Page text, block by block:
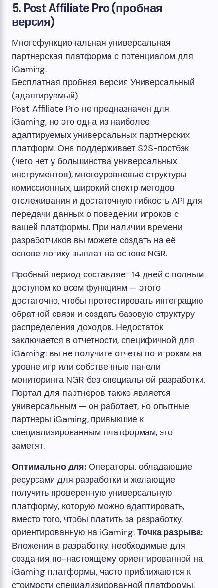
5. Post Affiliate Pro (пробная
версия)
Многофункциональная универсальная
партнерская платформа с потенциалом для
iGaming.
Бесплатная пробная версия Универсальный
(адаптируемый)
Post Affiliate Pro не предназначен для
iGaming, но это одна из наиболее
адаптируемых универсальных партнерских
платформ. Она поддерживает S2S-постбэк
(чего нет у большинства универсальных
инструментов), многоуровневые структуры
комиссионных, широкий спектр методов
отслеживания и достаточную гибкость API для
передачи данных о поведении игроков с
вашей платформы. При наличии времени
разработчиков вы можете создать на её
основе логику выплат на основе NGR.
Пробный период составляет 14 дней с полным
доступом ко всем функциям — этого
достаточно, чтобы протестировать интеграцию
обратной связи и создать базовую структуру
распределения доходов. Недостаток
заключается в отчетности, специфичной для
iGaming: вы не получите отчеты по игрокам на
уровне игр или собственные панели
мониторинга NGR без специальной разработки.
Портал для партнеров также является
универсальным — он работает, но опытные
партнеры iGaming, привыкшие к
специализированным платформам, это
заметят.
Оптимально для: Операторы, обладающие
ресурсами для разработки и желающие
получить проверенную универсальную
платформу, которую можно адаптировать,
вместо того, чтобы платить за разработку,
ориентированную на iGaming. Точка разрыва:
Вложения в разработку, необходимые для
создания по-настоящему ориентированной на
iGaming платформы, часто приближаются к
стоимости специализированной платформы.